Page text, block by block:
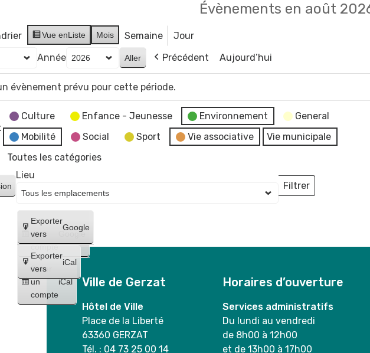
Évènements en août
Vue enListe Mois Semaine
Jour
Année Précédent Aujourd’hui
évènement prévu pour cette période.
Culture Enfance - Jeunesse Environnement
General
Mobilité
Social Sport Vie associative
Vie municipale
Toutes les catégories
Créer
un
compte
Google
Créer
un
compte
iCal
Exporter
vers
Google
Exporter
vers
iCal
Lieu
Filtrer
Lieux
Ville de Gerzat
Hôtel de Ville
Place de la Liberté
63360 GERZAT
Tél. : 04 73 25 00 14
Horaires d’ouverture
Services administratifs
Du lundi au vendredi
de 8h00 à 12h00
et de 13h00 à 17h00